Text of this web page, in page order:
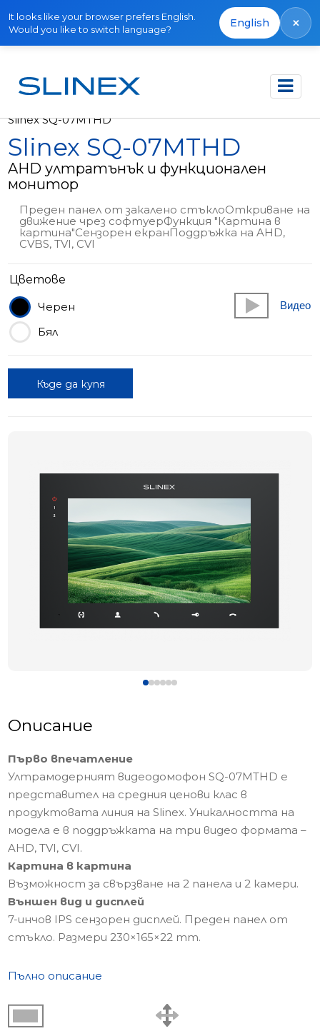
It looks like your browser prefers English.
Would you like to switch language?
English ×
Начало Продукти
Slinex SQ-07MTHD
Slinex SQ-07MTHD
AHD ултратънък и функционален
монитор
Преден панел от закалено стъклоОткриване на
движение чрез софтуерФункция "Картина в
картина"Сензорен екранПоддръжка на AHD,
CVBS, TVI, CVI
Цветове
Черен
Бял
Видео
Къде да купя
Описание
Първо впечатление
Ултрамодерният видеодомофон SQ-07MTHD е
представител на средния ценови клас в
продуктовата линия на Slinex. Уникалността на
модела е в поддръжката на три видео формата –
AHD, TVI, CVI.
Картина в картина
Възможност за свързване на 2 панела и 2 камери.
Външен вид и дисплей
7-инчов IPS сензорен дисплей. Преден панел от
стъкло. Размери 230×165×22 mm.
Пълно описание